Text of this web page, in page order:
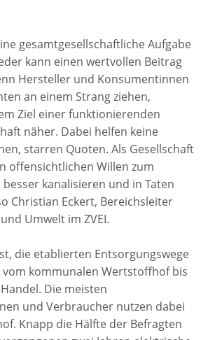
gesamtgesellschaftliche Aufgabe
kann einen wertvollen Beitrag
Hersteller und Konsumentinnen
an einem Strang ziehen,
Ziel einer funktionierenden
näher. Dabei helfen keine
starren Quoten. Als Gesellschaft
offensichtlichen Willen zum
besser kanalisieren und in Taten
Christian Eckert, Bereichsleiter
Umwelt im ZVEI.
die etablierten Entsorgungswege
vom kommunalen Wertstoffhof bis
Die meisten
und Verbraucher nutzen dabei
Knapp die Hälfte der Befragten